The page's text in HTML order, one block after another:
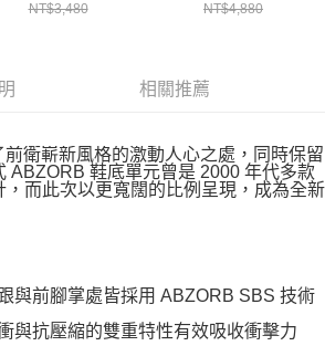
NT$3,480 NT$4,880
相關推薦
衛嶄新風格的激動人心之處，同時保留
ABZORB 鞋底單元曾是 2000 年代多款
而此次以更寬闊的比例呈現，成為全新
與前腳掌處皆採用 ABZORB SBS 技術
與抗壓縮的雙重特性有效吸收衝擊力